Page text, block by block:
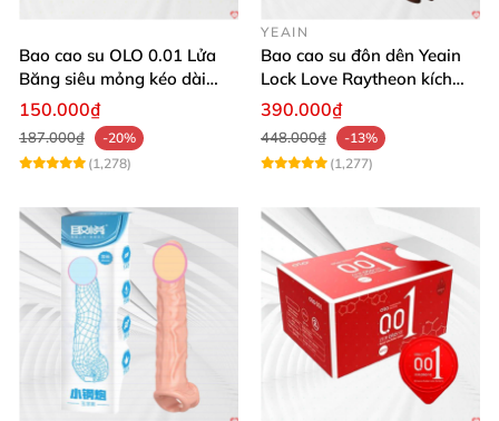
Bao cao su OLO 0.01 Lửa
Băng siêu mỏng kéo dài
thời gian gân gai
150.000₫
187.000₫
-20%
(1,278)
YEAIN
Bao cao su đôn dên Yeain
Lock Love Raytheon kích
thích cực mạnh
390.000₫
448.000₫
-13%
(1,277)